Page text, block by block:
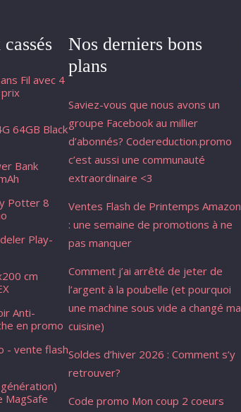
Fil avec 4
prix
64GB Black
Bank
Potter 8
Play-
cm
Anti-
en promo
- vente flash
MagSafe
Nos derniers bons
plans
Saviez-vous que nous avons un
groupe Facebook au millier
d’abonnés? Codereduction.promo
c’est aussi une communauté
extraordinaire <3
Ventes Flash de Printemps Amazon
: une semaine de promotions à ne
pas manquer
Comment j’ai arrêté de jeter de
l’argent à la poubelle (et pourquoi
une machine sous vide a changé ma
cuisine)
Soldes d’hiver 2026 : Comment s’y
retrouver?
Code promo Mon coup 2 coeurs